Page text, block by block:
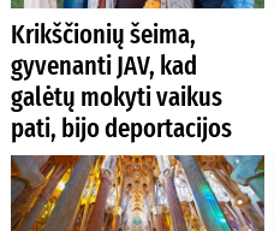
Krikščionių šeima,
gyvenanti JAV, kad
galėtų mokyti vaikus
pati, bijo deportacijos